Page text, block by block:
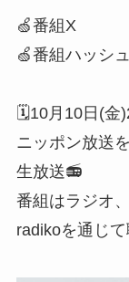
🍏番組X
🍏番組ハッシ
🗓️10月10日(金
ニッポン放送
生放送📻
番組はラジオ
radikoを通じて